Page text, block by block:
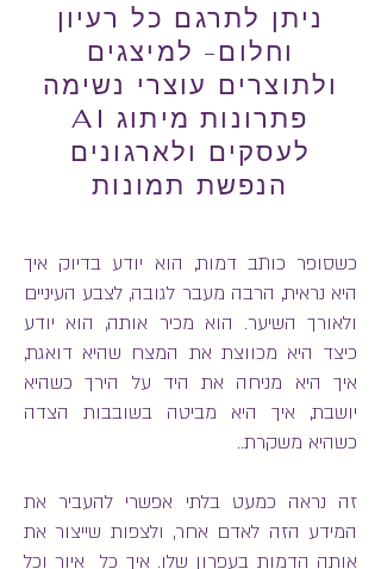
ניתן לתרגם כל רעיון
וחלום- למיצגים
ולתוצרים עוצרי נשימה
פתרונות מיתוג AI
לעסקים ולארגונים
הנפשת תמונות
כשסופר כותב דמות, הוא יודע בדיוק איך
היא נראית, הרבה מעבר לגובה, לצבע העיניים
ולאורך השיער. הוא מכיר אותה, הוא יודע
כיצד היא מכווצת את המצח שהיא דואגת,
איך היא מניחה את היד על הירך כשהיא
יושבת, איך היא מביטה בשובבות הצדה
כשהיא משקרת..
זה נראה כמעט בלתי אפשרי להעביר את
המידע הזה לאדם אחר, ולצפות שייצור את
אותה הדמות בעפרון שלו. איך כל איור וכל